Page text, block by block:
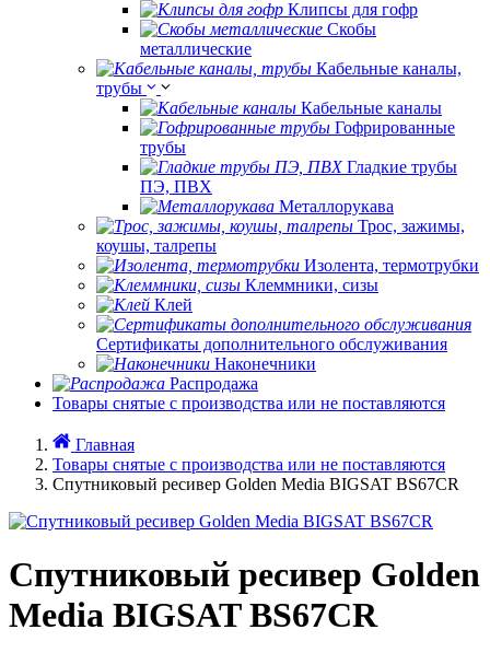
Клипсы для гофр
Скобы
металлические
Кабельные каналы,
трубы
Кабельные каналы
Гофрированные
трубы
Гладкие трубы
ПЭ, ПВХ
Металлорукава
Трос, зажимы,
коушы, талрепы
Изолента, термотрубки
Клеммники, сизы
Клей
Сертификаты дополнительного обслуживания
Наконечники
Распродажа
Товары снятые с производства или не поставляются
Главная
Товары снятые с производства или не поставляются
Спутниковый ресивер Golden Media BIGSAT BS67CR
Спутниковый ресивер Golden
Media BIGSAT BS67CR